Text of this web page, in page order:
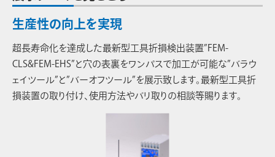
生産性の向上を実現
超長寿命化を達成した最新型工具折損検出装置”FEM-
CLS&FEM-EHS”と穴の表裏をワンパスで加工が可能な”バラウ
ェイツール”と”バーオフツール”を展示致します。最新型工具折
損装置の取り付け、使用方法やバリ取りの相談等賜ります。